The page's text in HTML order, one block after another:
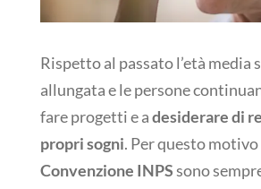
Rispetto al passato l’età media
allungata e le persone
fare progetti e adesiderare di
propri sogni. Per questo motivo
Convenzione INPSsono